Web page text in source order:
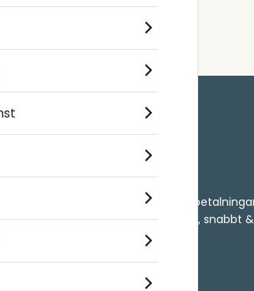
Einkaufen
- Returer och
- Leverans - enkelt, snabbt
Om cookies